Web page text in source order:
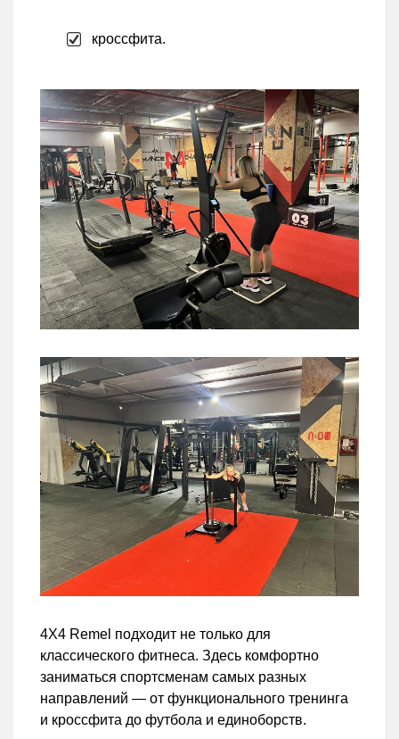
кроссфита.
4X4 Remel подходит не только для
классического фитнеса. Здесь комфортно
заниматься спортсменам самых разных
направлений — от функционального тренинга
и кроссфита до футбола и единоборств.